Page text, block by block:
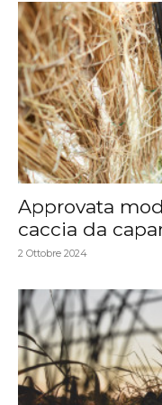
Approvata
caccia da
2 Ottobre 2024